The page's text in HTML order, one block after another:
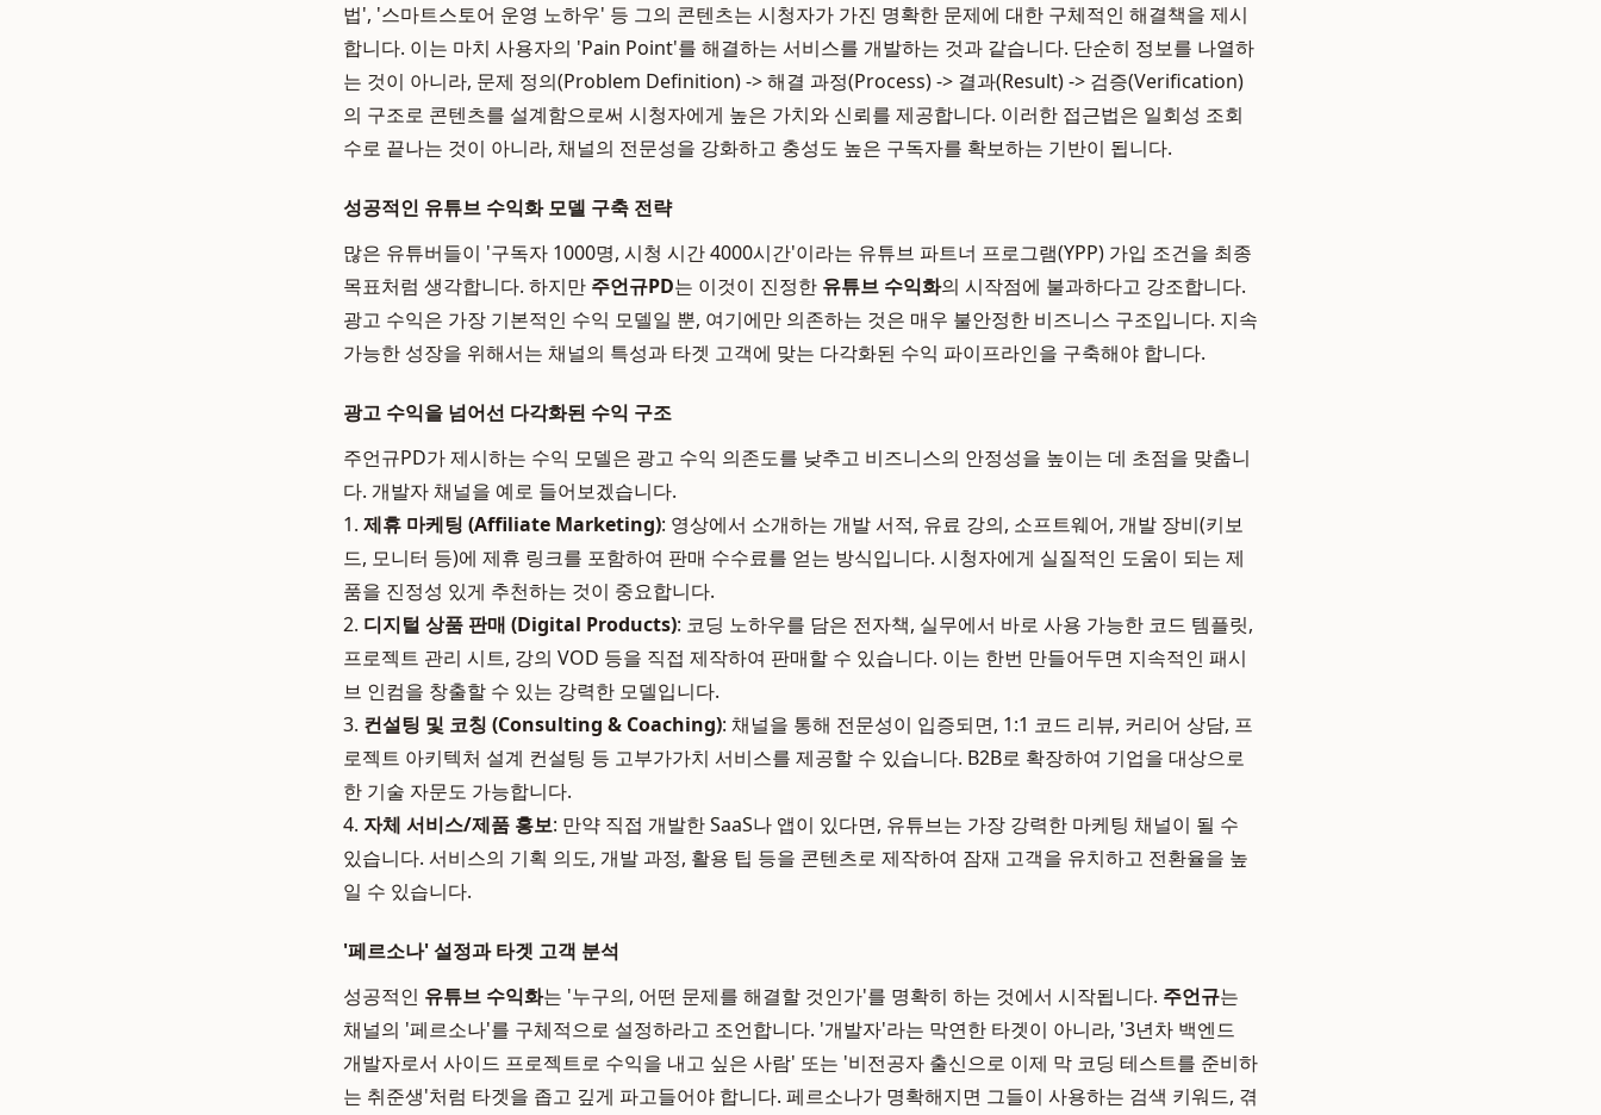
법', '스마트스토어 운영 노하우' 등 그의 콘텐츠는 시청자가 가진 명확한 문제에 대한 구체적인 해결책을 제시
합니다. 이는 마치 사용자의 'Pain Point'를 해결하는 서비스를 개발하는 것과 같습니다. 단순히 정보를 나열하
는 것이 아니라, 문제 정의(Problem Definition) -> 해결 과정(Process) -> 결과(Result) -> 검증(Verification)
의 구조로 콘텐츠를 설계함으로써 시청자에게 높은 가치와 신뢰를 제공합니다. 이러한 접근법은 일회성 조회
수로 끝나는 것이 아니라, 채널의 전문성을 강화하고 충성도 높은 구독자를 확보하는 기반이 됩니다.
성공적인 유튜브 수익화 모델 구축 전략
많은 유튜버들이 '구독자 1000명, 시청 시간 4000시간'이라는 유튜브 파트너 프로그램(YPP) 가입 조건을 최종
목표처럼 생각합니다. 하지만 주언규PD는 이것이 진정한 유튜브 수익화의 시작점에 불과하다고 강조합니다.
광고 수익은 가장 기본적인 수익 모델일 뿐, 여기에만 의존하는 것은 매우 불안정한 비즈니스 구조입니다. 지속
가능한 성장을 위해서는 채널의 특성과 타겟 고객에 맞는 다각화된 수익 파이프라인을 구축해야 합니다.
광고 수익을 넘어선 다각화된 수익 구조
주언규PD가 제시하는 수익 모델은 광고 수익 의존도를 낮추고 비즈니스의 안정성을 높이는 데 초점을 맞춥니
다. 개발자 채널을 예로 들어보겠습니다.
1. 제휴 마케팅 (Affiliate Marketing): 영상에서 소개하는 개발 서적, 유료 강의, 소프트웨어, 개발 장비(키보
드, 모니터 등)에 제휴 링크를 포함하여 판매 수수료를 얻는 방식입니다. 시청자에게 실질적인 도움이 되는 제
품을 진정성 있게 추천하는 것이 중요합니다.
2. 디지털 상품 판매 (Digital Products): 코딩 노하우를 담은 전자책, 실무에서 바로 사용 가능한 코드 템플릿,
프로젝트 관리 시트, 강의 VOD 등을 직접 제작하여 판매할 수 있습니다. 이는 한번 만들어두면 지속적인 패시
브 인컴을 창출할 수 있는 강력한 모델입니다.
3. 컨설팅 및 코칭 (Consulting & Coaching): 채널을 통해 전문성이 입증되면, 1:1 코드 리뷰, 커리어 상담, 프
로젝트 아키텍처 설계 컨설팅 등 고부가가치 서비스를 제공할 수 있습니다. B2B로 확장하여 기업을 대상으로
한 기술 자문도 가능합니다.
4. 자체 서비스/제품 홍보: 만약 직접 개발한 SaaS나 앱이 있다면, 유튜브는 가장 강력한 마케팅 채널이 될 수
있습니다. 서비스의 기획 의도, 개발 과정, 활용 팁 등을 콘텐츠로 제작하여 잠재 고객을 유치하고 전환율을 높
일 수 있습니다.
'페르소나' 설정과 타겟 고객 분석
성공적인 유튜브 수익화는 '누구의, 어떤 문제를 해결할 것인가'를 명확히 하는 것에서 시작됩니다. 주언규는
채널의 '페르소나'를 구체적으로 설정하라고 조언합니다. '개발자'라는 막연한 타겟이 아니라, '3년차 백엔드
개발자로서 사이드 프로젝트로 수익을 내고 싶은 사람' 또는 '비전공자 출신으로 이제 막 코딩 테스트를 준비하
는 취준생'처럼 타겟을 좁고 깊게 파고들어야 합니다. 페르소나가 명확해지면 그들이 사용하는 검색 키워드, 겪